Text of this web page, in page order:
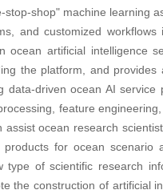
shop" machine learning
and customized
ocean artificial intelligence
the platform, and
data-driven ocean AI service
feature
ocean research
products for ocean scenario
type of scientific research
the construction of artificial